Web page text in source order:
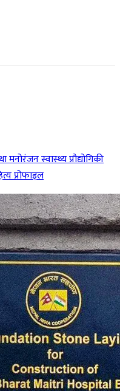
मनोरंजनस्वास्थ्यप्रौद्योगिकी
प्रोफाइल